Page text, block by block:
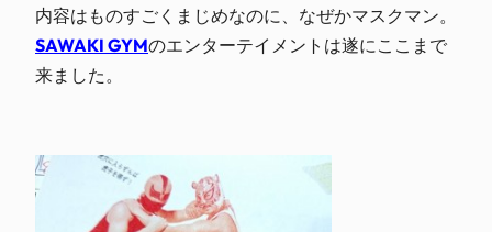
内容はものすごくまじめなのに、なぜかマスクマン。
SAWAKI GYMのエンターテイメントは遂にここまで
来ました。